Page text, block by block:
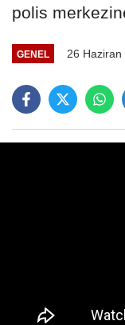
polis
GENEL 26